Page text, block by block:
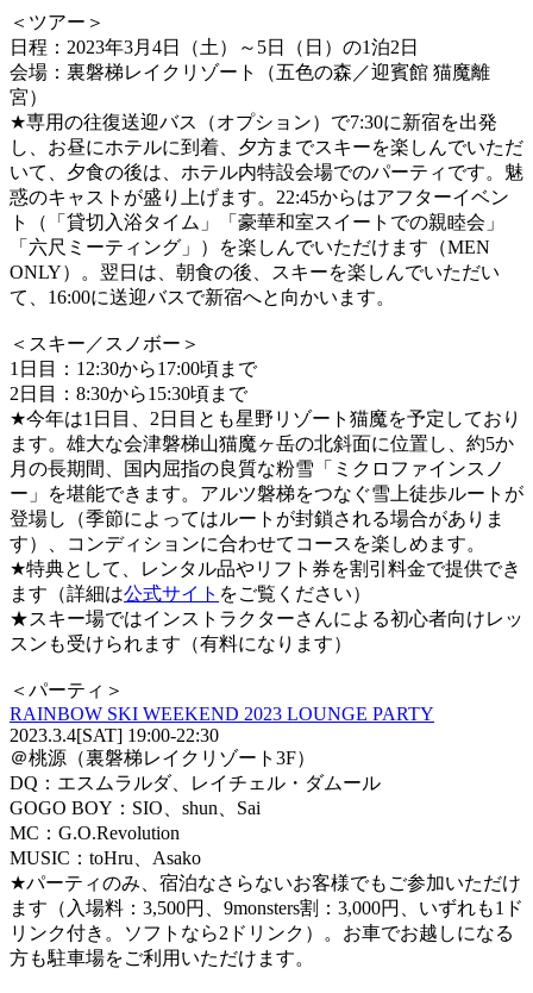
＜ツアー＞
日程：2023年3月4日（土）～5日（日）の1泊2日
会場：裏磐梯レイクリゾート（五色の森／迎賓館 猫魔離
宮）
★専用の往復送迎バス（オプション）で7:30に新宿を出発
し、お昼にホテルに到着、夕方までスキーを楽しんでいただ
いて、夕食の後は、ホテル内特設会場でのパーティです。魅
惑のキャストが盛り上げます。22:45からはアフターイベン
ト（「貸切入浴タイム」「豪華和室スイートでの親睦会」
「六尺ミーティング」）を楽しんでいただけます（MEN
ONLY）。翌日は、朝食の後、スキーを楽しんでいただい
て、16:00に送迎バスで新宿へと向かいます。
＜スキー／スノボー＞
1日目：12:30から17:00頃まで
2日目：8:30から15:30頃まで
★今年は1日目、2日目とも星野リゾート猫魔を予定しており
ます。雄大な会津磐梯山猫魔ヶ岳の北斜面に位置し、約5か
月の長期間、国内屈指の良質な粉雪「ミクロファインスノ
ー」を堪能できます。アルツ磐梯をつなぐ雪上徒歩ルートが
登場し（季節によってはルートが封鎖される場合がありま
す）、コンディションに合わせてコースを楽しめます。
★特典として、レンタル品やリフト券を割引料金で提供でき
ます（詳細は公式サイト をご覧ください）
★スキー場ではインストラクターさんによる初心者向けレッ
スンも受けられます（有料になります）
＜パーティ＞
RAINBOW SKI WEEKEND 2023 LOUNGE PARTY
2023.3.4[SAT] 19:00-22:30
＠桃源（裏磐梯レイクリゾート3F）
DQ：エスムラルダ、レイチェル・ダムール
GOGO BOY：SIO、shun、Sai
MC：G.O.Revolution
MUSIC：toHru、Asako
★パーティのみ、宿泊なさらないお客様でもご参加いただけ
ます（入場料：3,500円、9monsters割：3,000円、いずれも1ド
リンク付き。ソフトなら2ドリンク）。お車でお越しになる
方も駐車場をご利用いただけます。